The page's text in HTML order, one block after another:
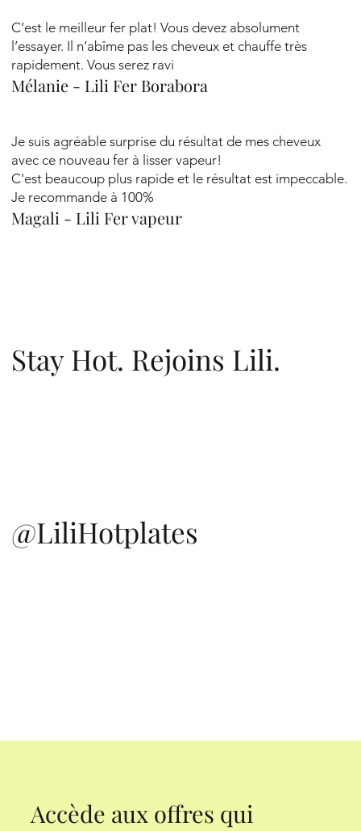
C’est le meilleur fer plat! Vous devez absolument
l’essayer. Il n’abîme pas les cheveux et chauffe très
rapidement. Vous serez ravi
Mélanie - Lili Fer Borabora
Je suis agréable surprise du résultat de mes cheveux
avec ce nouveau fer à lisser vapeur!
C'est beaucoup plus rapide et le résultat est impeccable.
Je recommande à 100%
Magali - Lili Fer vapeur
Stay Hot. Rejoins Lili.
@LiliHotplates
Accède aux offres qui